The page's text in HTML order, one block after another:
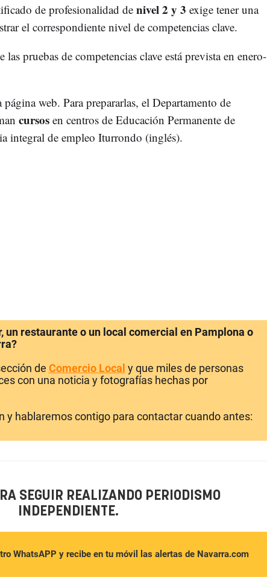
de profesionalidad de nivel 2 y 3 exige tener una
el correspondiente nivel de competencias clave.
las pruebas de competencias clave está prevista en enero-
web. Para prepararlas, el Departamento de
cursos en centros de Educación Permanente de
integral de empleo Iturrondo (inglés).
un restaurante o un local comercial en Pamplona o
de Comercio Local y que miles de personas
con una noticia y fotografías hechas por
y hablaremos contigo para contactar cuando antes:
SEGUIR REALIZANDO PERIODISMO
INDEPENDIENTE.
WhatsAPP y recibe en tu móvil las alertas de Navarra.com